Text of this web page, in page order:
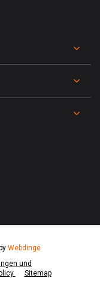
und
Sitemap
Webdinge